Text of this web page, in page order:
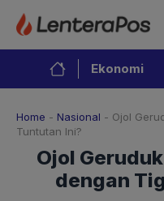
Langsung
isi
Ekonomi
Home - Nasional - Ojol
Tuntutan Ini?
Ojol
dengan